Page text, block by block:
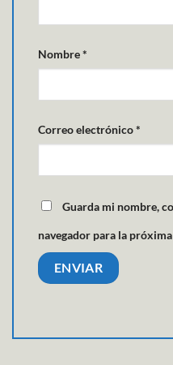
Nombre*
Correo electrónico*
Guarda mi nombre,
navegador para la